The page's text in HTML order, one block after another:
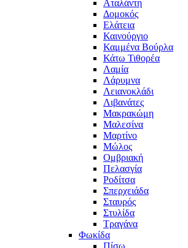
Αταλάντη
Δομοκός
Ελάτεια
Καινούργιο
Καμμένα Βούρλα
Κάτω Τιθορέα
Λαμία
Λάρυμνα
Λειανοκλάδι
Λιβανάτες
Μακρακώμη
Μαλεσίνα
Μαρτίνο
Μώλος
Ομβριακή
Πελασγία
Ροδίτσα
Σπερχειάδα
Σταυρός
Στυλίδα
Τραγάνα
Φωκίδα
Πίσω